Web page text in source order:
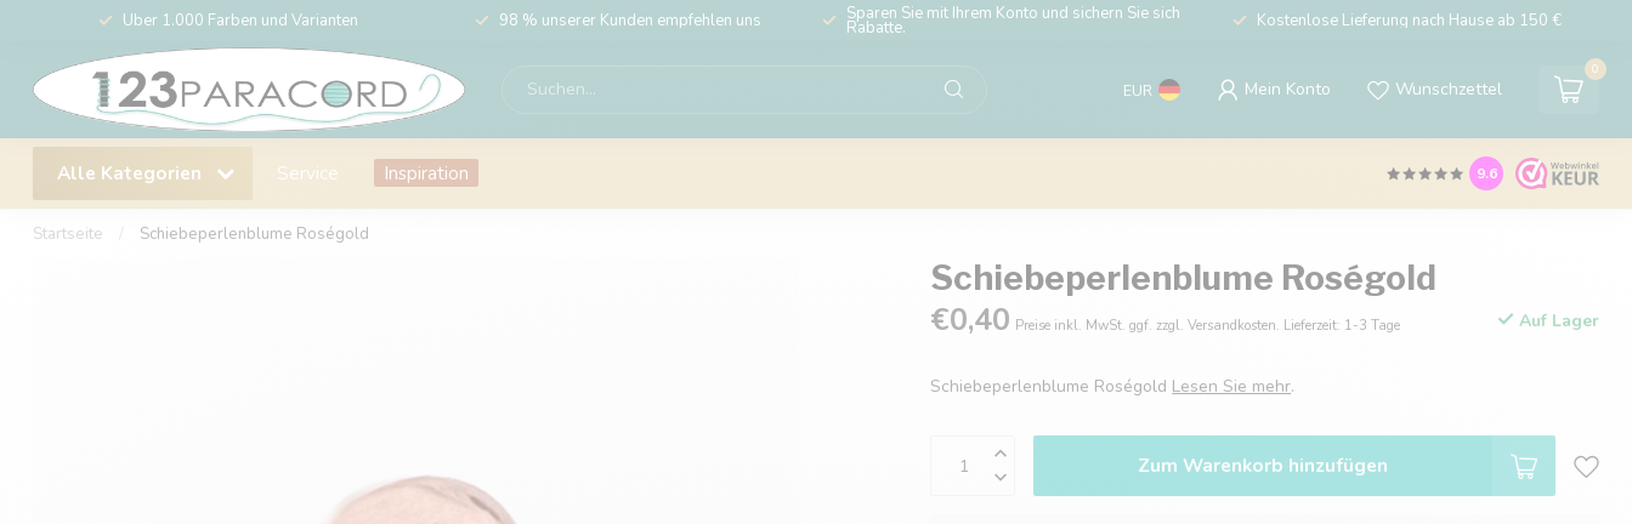
Über 1.000 Farben und Varianten 98 % unserer Kunden empfehlen uns Sparen Sie mit Ihrem Konto und sichern Sie sich
Rabatte. Kostenlose Lieferung nach Hause ab 150 €
EUR Mein Konto Wunschzettel
0
Alle Kategorien Service Inspiration 9.6
Startseite Schiebeperlenblume Roségold
Schiebeperlenblume Roségold
€0,40 Preise inkl. MwSt. ggf. zzgl. Versandkosten. Lieferzeit: 1-3 Tage Auf Lager
Schiebeperlenblume Roségold Lesen Sie mehr.
Zum Warenkorb hinzufügen